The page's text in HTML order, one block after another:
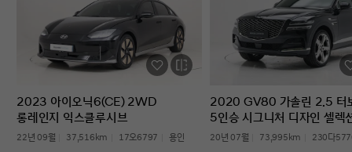
있을 것 같습니다. 중고차 구매가
처음이거나 차량 상태 확인이 어려운
분들에게는 현대인증중고차를 충분히
고려해볼 만하다고 생각합니다.
2023 아이오닉6(CE) 2WD
롱레인지 익스클루시브
22년 09월 37,516km 17오6797 용인
2020 GV80 가솔린 2.5 터
5인승 시그니처 디자인 셀
20년 07월 73,995km 230다